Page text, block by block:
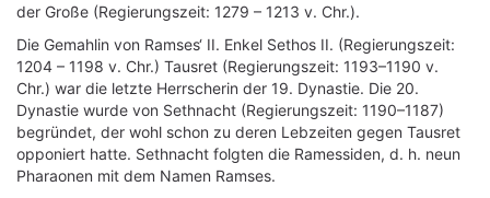
der Große (Regierungszeit: 1279 – 1213 v. Chr.).
Die Gemahlin von Ramses‘ II. Enkel Sethos II. (Regierungszeit:
1204 – 1198 v. Chr.) Tausret (Regierungszeit: 1193–1190 v.
Chr.) war die letzte Herrscherin der 19. Dynastie. Die 20.
Dynastie wurde von Sethnacht (Regierungszeit: 1190–1187)
begründet, der wohl schon zu deren Lebzeiten gegen Tausret
opponiert hatte. Sethnacht folgten die Ramessiden, d. h. neun
Pharaonen mit dem Namen Ramses.